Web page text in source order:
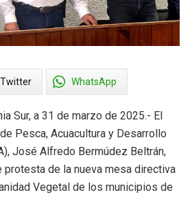
Twitter WhatsApp
Sur, a 31 de marzo de 2025.- El
Pesca, Acuacultura y Desarrollo
José Alfredo Bermúdez Beltrán,
protesta de la nueva mesa directiva
Vegetal de los municipios de